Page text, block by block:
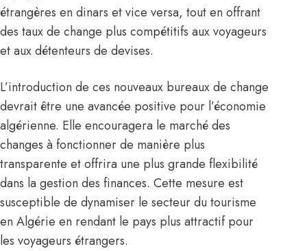
étrangères en dinars et vice versa, tout en offrant
des taux de change plus compétitifs aux voyageurs
et aux détenteurs de devises.
L’introduction de ces nouveaux bureaux de change
devrait être une avancée positive pour l’économie
algérienne. Elle encouragera le marché des
changes à fonctionner de manière plus
transparente et offrira une plus grande flexibilité
dans la gestion des finances. Cette mesure est
susceptible de dynamiser le secteur du tourisme
en Algérie en rendant le pays plus attractif pour
les voyageurs étrangers.